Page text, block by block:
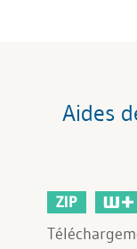
Aides
ZIP